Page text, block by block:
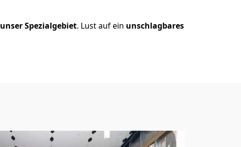
unser Spezialgebiet. Lust auf ein unschlagbares